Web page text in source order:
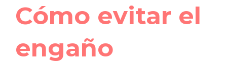
Cómo evitar el
engaño